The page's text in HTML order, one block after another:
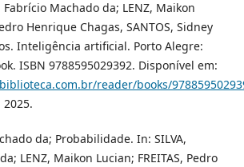
Machado da; LENZ, Maikon
Henrique Chagas, SANTOS, Sidney
Inteligência artificial. Porto Alegre:
ISBN 9788595029392. Disponível em:
reader/books/
2025.
da; Probabilidade. In: SILVA,
LENZ, Maikon Lucian; FREITAS, Pedro